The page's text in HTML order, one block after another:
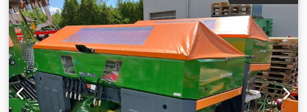
sistema de pesaje profesional para dispositivos base ZA
LED / iluminación trasera manual. Djdpfxet A Udgj Achokr